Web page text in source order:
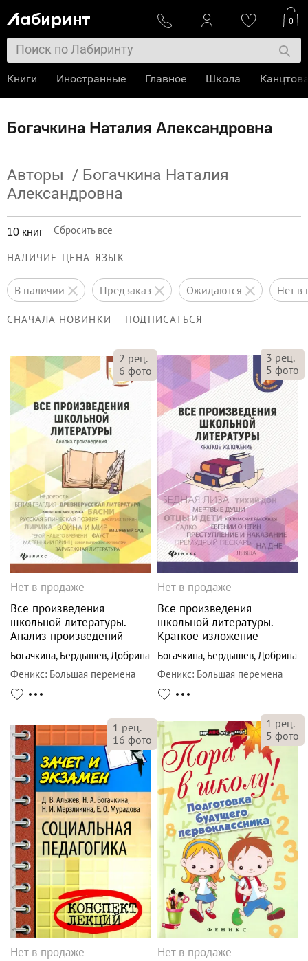
Богачкина Наталия Александровна
Авторы / Богачкина Наталия
Александровна
10 книг Сбросить все
НАЛИЧИЕ ЦЕНА ЯЗЫК
в наличии предзаказ ожидаются нет
СНАЧАЛА НОВИНКИ ПОДПИСАТЬСЯ
2 рец.
6 фото
Нет в продаже
Все произведения
школьной литературы.
Анализ произведений
Богачкина, Бердышев,Добрина
Феникс: Большая перемена
3 рец.
5 фото
Нет в продаже
Все произведения
школьной литературы.
Краткое изложение
Богачкина, Бердышев,Добрина
Феникс: Большая перемена
1 рец.
16 фото
Нет в продаже
1 рец.
5 фото
Нет в продаже
0
Книги Иностранные Главное Школа